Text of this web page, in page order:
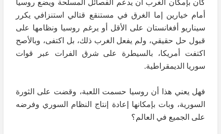
كان بإمكان الغرب أن يدعم الفصائل المسلحة ويضع روسيا
أمام خيارين إما الغرق في مستنقع قتالي استنزافي يكرر
سيناريو أفغانستان على الأقل أو يرغم روسيا ونظامها على
قبول حل حقيقي، ولم يفعل الغرب ذلك، بل اكتفى، وبالأصح
اكتفت أمريكا، بالسيطرة على شرق الفرات عبر قوات
سوريا الديمقراطية.
فهل يعني هذا أن روسيا حسمت اللعبة، وقضت على الثورة
السورية، وبات بإمكانها إعادة إنتاج النظام السوري وفرضه
على الجميع في العالم؟